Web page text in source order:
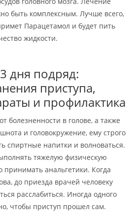
быть комплексным. Лучше всего,
Парацетамол и будет пить
жидкости.
дня подряд:
приступа,
и профилактика
болезненности в голове, а также
и головокружение, ему строго
спиртные напитки и волноваться.
тяжелую физическую
принимать анальгетики. Когда
до приезда врачей человеку
расслабиться. Иногда одного
чтобы приступ прошел сам.